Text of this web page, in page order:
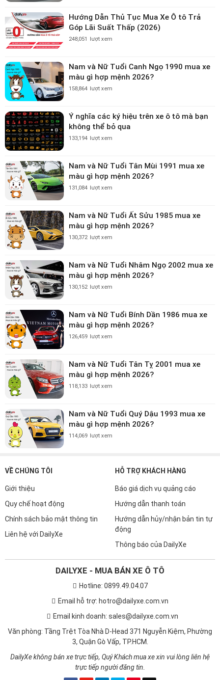
Hướng Dẫn Thủ Tục Mua Xe Ô tô Trả
Góp Lãi Suất Thấp (2026)
248,051 lượt xem
Nam và Nữ Tuổi Canh Ngọ 1990 mua xe
màu gì hợp mệnh 2026?
158,864 lượt xem
Ý nghĩa các ký hiệu trên xe ô tô mà bạn
không thể bỏ qua
133,194 lượt xem
Nam và Nữ Tuổi Tân Mùi 1991 mua xe
màu gì hợp mệnh 2026?
131,084 lượt xem
Nam và Nữ Tuổi Ất Sửu 1985 mua xe
màu gì hợp mệnh 2026?
130,372 lượt xem
Nam và Nữ Tuổi Nhâm Ngọ 2002 mua xe
màu gì hợp mệnh 2026?
130,152 lượt xem
Nam và Nữ Tuổi Bính Dần 1986 mua xe
màu gì hợp mệnh 2026?
126,459 lượt xem
Nam và Nữ Tuổi Tân Tỵ 2001 mua xe
màu gì hợp mệnh 2026?
118,133 lượt xem
Nam và Nữ Tuổi Quý Dậu 1993 mua xe
màu gì hợp mệnh 2026?
114,069 lượt xem
VỀ CHÚNG TÔI
Giới thiệu
Quy chế hoạt động
Chính sách bảo mật thông tin
Liên hệ với DailyXe
HỖ TRỢ KHÁCH HÀNG
Báo giá dịch vụ quảng cáo
Hướng dẫn thanh toán
Hướng dẫn hủy/nhận bản tin tự
động
Thông báo của DailyXe
DAILYXE - MUA BÁN XE Ô TÔ
Hotline: 0899.49.04.07
Email hỗ trợ: hotro@dailyxe.com.vn
Email kinh doanh: sales@dailyxe.com.vn
Văn phòng: Tầng Trệt Tòa Nhà D-Head 371 Nguyễn Kiệm, Phường
3, Quận Gò Vấp, TP.HCM.
DailyXe không bán xe trực tiếp, Quý Khách mua xe xin vui lòng liên hệ
trực tiếp người đăng tin.